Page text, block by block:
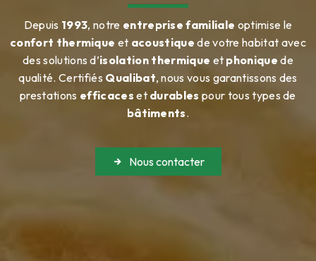
Depuis 1993, notre entreprise familiale optimise le
confort thermique et acoustique de votre habitat avec
des solutions d’isolation thermique et phonique de
qualité. Certifiés Qualibat, nous vous garantissons des
prestations efficaces et durables pour tous types de
bâtiments.
Nous contacter